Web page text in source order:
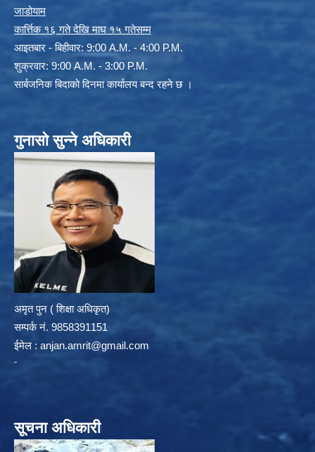
जाडोयाम
कार्त्तिक १६ गते देखि माघ १५ गतेसम्म
आइतबार - बिहीवार: 9:00 A.M. - 4:00 P.M.
शुक्रवार: 9:00 A.M. - 3:00 P.M.
सार्बजनिक बिदाको दिनमा कार्यालय बन्द रहने छ ।
गुनासो सुन्ने अधिकारी
अमृत पुन ( शिक्षा अधिकृत)
सम्पर्क न‌ं. 9858391151
ईमेल : anjan.amrit@gmail.com
सूचना अधिकारी